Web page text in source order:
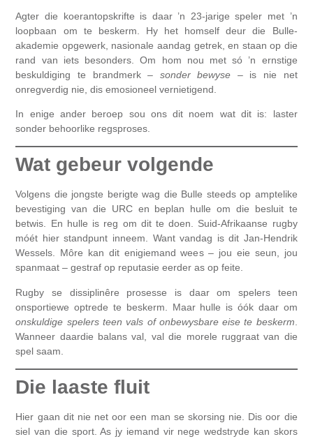
Agter die koerantopskrifte is daar ’n 23-jarige speler met ’n
loopbaan om te beskerm. Hy het homself deur die Bulle-
akademie opgewerk, nasionale aandag getrek, en staan op die
rand van iets besonders. Om hom nou met só ’n ernstige
beskuldiging te brandmerk – sonder bewyse – is nie net
onregverdig nie, dis emosioneel vernietigend.
In enige ander beroep sou ons dit noem wat dit is: laster
sonder behoorlike regsproses.
Wat gebeur volgende
Volgens die jongste berigte wag die Bulle steeds op amptelike
bevestiging van die URC en beplan hulle om die besluit te
betwis. En hulle is reg om dit te doen. Suid-Afrikaanse rugby
móét hier standpunt inneem. Want vandag is dit Jan-Hendrik
Wessels. Môre kan dit enigiemand wees – jou eie seun, jou
spanmaat – gestraf op reputasie eerder as op feite.
Rugby se dissiplinêre prosesse is daar om spelers teen
onsportiewe optrede te beskerm. Maar hulle is óók daar om
onskuldige spelers teen vals of onbewysbare eise te beskerm
Wanneer daardie balans val, val die morele ruggraat van die
spel saam.
Die laaste fluit
Hier gaan dit nie net oor een man se skorsing nie. Dis oor die
siel van die sport. As jy iemand vir nege wedstryde kan skors